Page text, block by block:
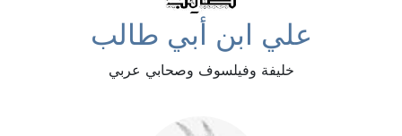
علي ابن أبي طالب
خليفة وفيلسوف وصحابي عربي